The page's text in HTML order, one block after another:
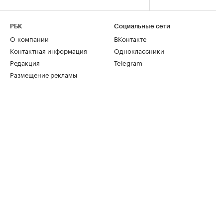
РБК
О компании
Контактная информация
Редакция
Размещение рекламы
Социальные сети
ВКонтакте
Одноклассники
Telegram